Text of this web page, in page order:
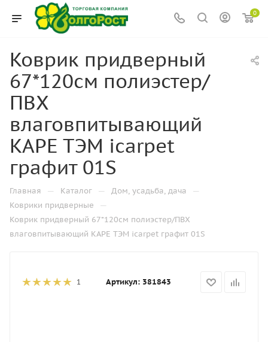
0
Коврик придверный
67*120см полиэстер/
ПВХ
влаговпитывающий
КАРЕ ТЭМ icarpet
графит 01S
Главная — Каталог — Дом, усадьба, дача —
Коврики придверные —
Коврик придверный 67*120см полиэстер/ПВХ
влаговпитывающий КАРЕ ТЭМ icarpet графит 01S
1 Артикул: 381843